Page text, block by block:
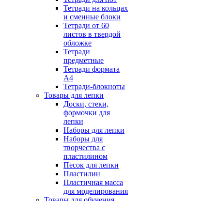
Тетради на кольцах
и сменные блоки
Тетради от 60
листов в твердой
обложке
Тетради
предметные
Тетради формата
А4
Тетради-блокноты
Товары для лепки
Доски, стеки,
формочки для
лепки
Наборы для лепки
Наборы для
творчества с
пластилином
Песок для лепки
Пластилин
Пластичная масса
для моделирования